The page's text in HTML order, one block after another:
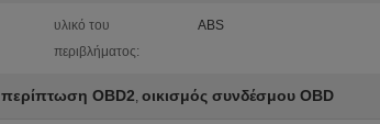
υλικό του
περιβλήματος:
ABS
περίπτωση OBD2, οικισμός συνδέσμου OBD